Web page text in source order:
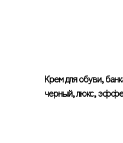
Крем для обуви,
черный, люкс,